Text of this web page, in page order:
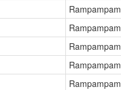
Rampampam
Rampampam
Rampampam
Rampampam
Rampampam